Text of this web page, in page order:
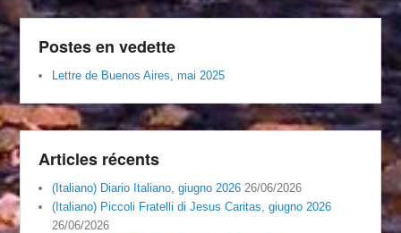
Postes en vedette
Lettre de Buenos Aires, mai 2025
Articles récents
(Italiano) Diario Italiano, giugno 2026 26/06/2026
(Italiano) Piccoli Fratelli di Jesus Caritas, giugno 2026
26/06/2026